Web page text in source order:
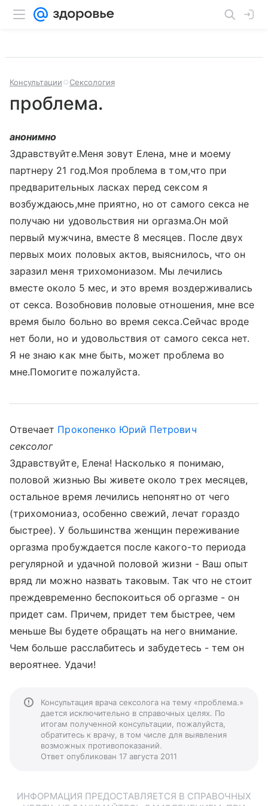
Консультации Сексология
проблема.
анонимно
Здравствуйте.Меня зовут Елена, мне и моему
партнеру 21 год.Моя проблема в том,что при
предварительных ласках перед сексом я
возбуждаюсь,мне приятно, но от самого секса не
получаю ни удовольствия ни оргазма.Он мой
первый мужчина, вместе 8 месяцев. После двух
первых моих половых актов, выяснилось, что он
заразил меня трихомониазом. Мы лечились
вместе около 5 мес, и это время воздерживались
от секса. Возобновив половые отношения, мне все
время было больно во время секса.Сейчас вроде
нет боли, но и удовольствия от самого секса нет.
Я не знаю как мне быть, может проблема во
мне.Помогите пожалуйста.
Отвечает Прокопенко Юрий Петрович
сексолог
Здравствуйте, Елена! Насколько я понимаю,
половой жизнью Вы живете около трех месяцев,
остальное время лечились непонятно от чего
(трихомониаз, особенно свежий, лечат гораздо
быстрее). У большинства женщин переживание
оргазма пробуждается после какого-то периода
регулярной и удачной половой жизни - Ваш опыт
вряд ли можно назвать таковым. Так что не стоит
преждевременно беспокоиться об оргазме - он
придет сам. Причем, придет тем быстрее, чем
меньше Вы будете обращать на него внимание.
Чем больше расслабитесь и забудетесь - тем он
вероятнее. Удачи!
Консультация врача сексолога на тему «проблема.»
дается исключительно в справочных целях. По
итогам полученной консультации, пожалуйста,
обратитесь к врачу, в том числе для выявления
возможных противопоказаний.
Ответ опубликован 17 августа 2011
ИНФОРМАЦИЯ ПРЕДОСТАВЛЯЕТСЯ В СПРАВОЧНЫХ